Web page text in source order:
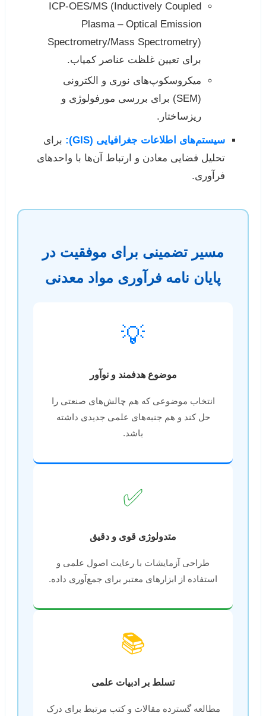
ICP-OES/MS (Inductively Coupled
Plasma – Optical Emission
Spectrometry/Mass Spectrometry)
برای تعیین غلظت عناصر کمیاب.
میکروسکوپ‌های نوری و الکترونی
(SEM) برای بررسی مورفولوژی و
ریزساختار.
سیستم‌های اطلاعات جغرافیایی (GIS):
برای
تحلیل فضایی معادن و ارتباط آن‌ها با واحدهای
فرآوری.
مسیر تضمینی برای موفقیت در
پایان نامه فرآوری مواد معدنی
💡
موضوع هدفمند و نوآور
انتخاب موضوعی که هم چالش‌های صنعتی را
حل کند و هم جنبه‌های علمی جدیدی داشته
باشد.
✅
متدولوژی قوی و دقیق
طراحی آزمایشات با رعایت اصول علمی و
استفاده از ابزارهای معتبر برای جمع‌آوری داده.
📚
تسلط بر ادبیات علمی
مطالعه گسترده مقالات و کتب مرتبط برای درک